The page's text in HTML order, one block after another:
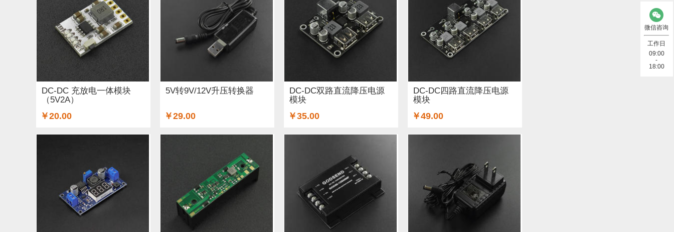
电子器件 (20) 结构件 (9) 键盘 (3) 液体传感器 (19) ESP32&ESP8266 (10)
Lilypad（弃用） (4) 3G/4G/5G (1) IO 扩展板 (14) 声音传感器 (2) RTC模块 (2) 以太网 (2)
电源模块 (38) 柔性传感器 (3) USB 数据线 (8)
加速度传感器 (2) 直流电机驱动器 (8) 电源线 (8) 制动器和平台 (1) 树莓派 (2) LCD/LED/显示屏 (2)
其他传感器 (9) RFID (4) LCD (4) LED (25) Gravity系列连接线 (11) 跳线 (7)
直流电机 (58) 运动传感器 (1) 通信 (12) 继电器 (1) 铜柱 (6) 太阳能 (3)
其他电子器件 (3) 其他线材 (25) e-Health传感器 (2) 屏幕和显示器 (4) 其它（弃用） (3) 无线电（射频） (4)
3D 打印机及配件 (17) 磁传感器 (6)
DC-DC 充放电一体模块
（5V2A）
￥20.00
5V转9V/12V升压转换器
￥29.00
DC-DC双路直流降压电源
模块
￥35.00
DC-DC四路直流降压电源
模块
￥49.00
微信咨询
工作日
09:00
-
18:00